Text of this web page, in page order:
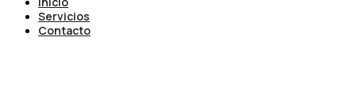
Servicios
Contacto